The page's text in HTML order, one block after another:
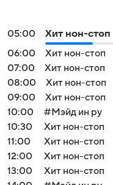
05:00
Хит нон-стоп
06:00
Хит нон-стоп
07:00
Хит нон-стоп
08:00
Хит нон-стоп
09:00
Хит нон-стоп
10:00
#Мэйд ин ру
10:30
Хит нон-стоп
11:00
Хит нон-стоп
12:00
Хит нон-стоп
13:00
Хит нон-стоп